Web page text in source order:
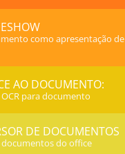
como apresentação de
AO DOCUMENTO:
para documento
DE DOCUMENTOS
do office